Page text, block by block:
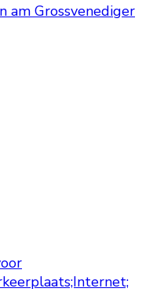
am Grossvenediger